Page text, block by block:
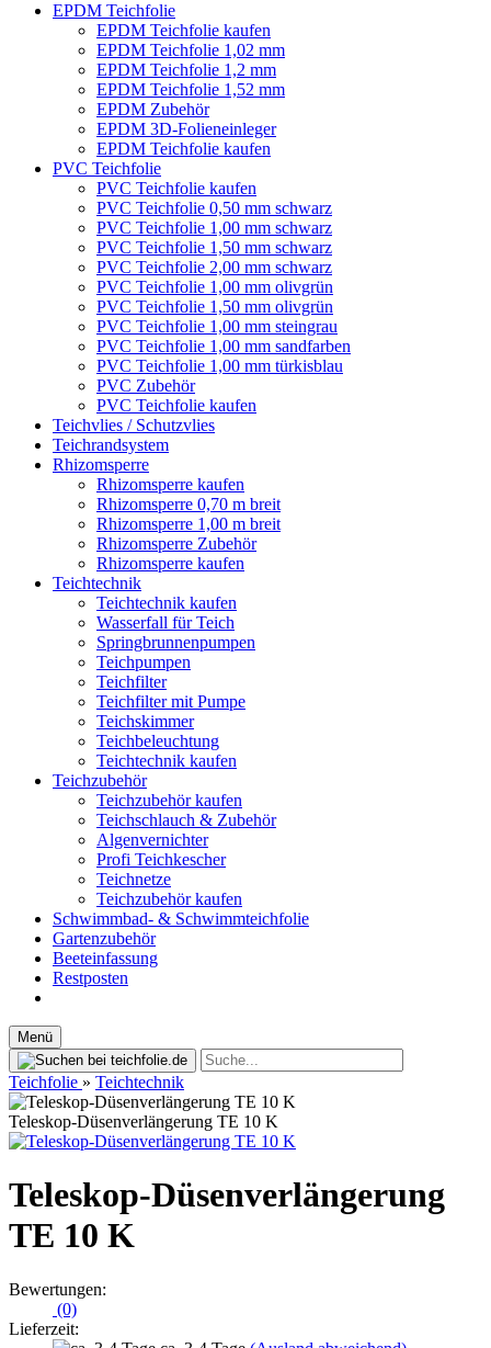
EPDM Teichfolie
EPDM Teichfolie kaufen
EPDM Teichfolie 1,02 mm
EPDM Teichfolie 1,2 mm
EPDM Teichfolie 1,52 mm
EPDM Zubehör
EPDM 3D-Folieneinleger
EPDM Teichfolie kaufen
PVC Teichfolie
PVC Teichfolie kaufen
PVC Teichfolie 0,50 mm schwarz
PVC Teichfolie 1,00 mm schwarz
PVC Teichfolie 1,50 mm schwarz
PVC Teichfolie 2,00 mm schwarz
PVC Teichfolie 1,00 mm olivgrün
PVC Teichfolie 1,50 mm olivgrün
PVC Teichfolie 1,00 mm steingrau
PVC Teichfolie 1,00 mm sandfarben
PVC Teichfolie 1,00 mm türkisblau
PVC Zubehör
PVC Teichfolie kaufen
Teichvlies / Schutzvlies
Teichrandsystem
Rhizomsperre
Rhizomsperre kaufen
Rhizomsperre 0,70 m breit
Rhizomsperre 1,00 m breit
Rhizomsperre Zubehör
Rhizomsperre kaufen
Teichtechnik
Teichtechnik kaufen
Wasserfall für Teich
Springbrunnenpumpen
Teichpumpen
Teichfilter
Teichfilter mit Pumpe
Teichskimmer
Teichbeleuchtung
Teichtechnik kaufen
Teichzubehör
Teichzubehör kaufen
Teichschlauch & Zubehör
Algenvernichter
Profi Teichkescher
Teichnetze
Teichzubehör kaufen
Schwimmbad- & Schwimmteichfolie
Gartenzubehör
Beeteinfassung
Restposten
Menü
Teichfolie » Teichtechnik
Teleskop-Düsenverlängerung TE 10 K
Teleskop-Düsenverlängerung
TE 10 K
Bewertungen:
(0)
Lieferzeit: